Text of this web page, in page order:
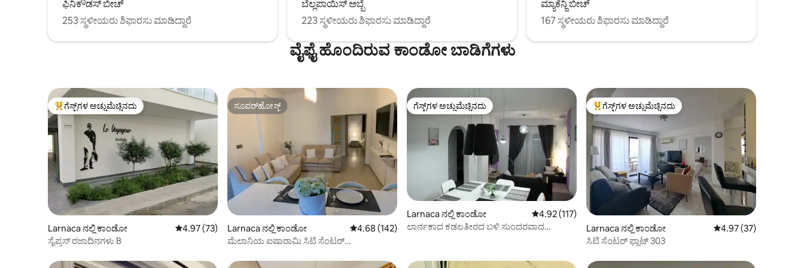
ಫಿನಿಕೌಡಸ್ ಬೀಚ್
253 ಸ್ಥಳೀಯರು ಶಿಫಾರಸು ಮಾಡಿದ್ದಾರೆ
ಬೆಲ್ಲಪಾಯಿಸ್ ಅಬ್ಬೆ
223 ಸ್ಥಳೀಯರು ಶಿಫಾರಸು ಮಾಡಿದ್ದಾರೆ
ಮ್ಯಾಕೆನ್ಜಿ ಬೀಚ್
167 ಸ್ಥಳೀಯರು ಶಿಫಾರಸು ಮಾಡಿದ್ದಾರೆ
ವೈಫೈ ಹೊಂದಿರುವ ಕಾಂಡೋ ಬಾಡಿಗೆಗಳು
ಗೆಸ್ಟ್‌ಗಳಿಗೆ ಅತಿ ಹೆಚ್ಚು ಅಚ್ಚುಮೆಚ್ಚಿನದು
ಗೆಸ್ಟ್‌ಗಳ ಅಚ್ಚುಮೆಚ್ಚಿನದು
Larnaca ನಲ್ಲಿ ಕಾಂಡೋ 5 ರಲ್ಲಿ 4.97 ಸರಾಸರಿ ರೇಟಿಂಗ್, 73 ವಿಮರ್ಶೆಗಳು
4.97 (73)
ಸೈಪ್ರಸ್ ರಜಾದಿನಗಳು B
ಸೂಪರ್‌ಹೋಸ್ಟ್
ಸೂಪರ್‌ಹೋಸ್ಟ್
Larnaca ನಲ್ಲಿ ಕಾಂಡೋ 5 ರಲ್ಲಿ 4.68 ಸರಾಸರಿ ರೇಟಿಂಗ್, 142 ವಿಮರ್ಶೆಗಳು
4.68 (142)
ಮೆಲಾನಿಯ ಐಷಾರಾಮಿ ಸಿಟಿ ಸೆಂಟರ್
ಗೆಸ್ಟ್‌ಗಳ ಅಚ್ಚುಮೆಚ್ಚಿನದು
ಗೆಸ್ಟ್‌ಗಳ ಅಚ್ಚುಮೆಚ್ಚಿನದು
Larnaca ನಲ್ಲಿ ಕಾಂಡೋ 5 ರಲ್ಲಿ 4.92 ಸರಾಸರಿ ರೇಟಿಂಗ್, 117 ವಿಮರ್ಶೆಗಳು
4.92 (117)
ಲಾರ್ನಕಾದ ಕಡಲತೀರದ ಬಳಿ ಸುಂದರವಾದ
ಗೆಸ್ಟ್‌ಗಳಿಗೆ ಅತಿ ಹೆಚ್ಚು ಅಚ್ಚುಮೆಚ್ಚಿನದು
ಗೆಸ್ಟ್‌ಗಳ ಅಚ್ಚುಮೆಚ್ಚಿನದು
Larnaca ನಲ್ಲಿ ಕಾಂಡೋ 5 ರಲ್ಲಿ 4.97 ಸರಾಸರಿ
4.97 (37)
ಸಿಟಿ ಸೆಂಟರ್ ಫ್ಲಾಟ್ 303